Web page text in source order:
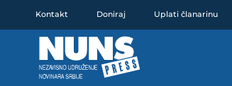
Kontakt Doniraj Uplati članarinu